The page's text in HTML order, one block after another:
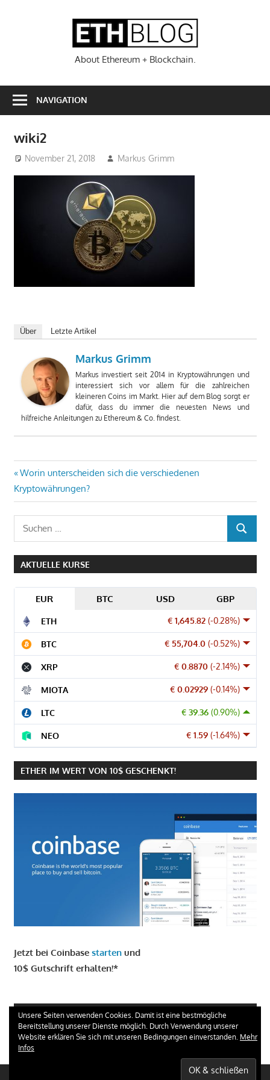
About Ethereum + Blockchain.
NAVIGATION
wiki2
November 21, 2018 Markus Grimm
Über Letzte Artikel
Markus Grimm
Markus investiert seit 2014 in Kryptowährungen und
interessiert sich vor allem für die zahlreichen
kleineren Coins im Markt. Hier auf dem Blog sorgt er
dafür, dass du immer die neuesten News und
hilfreiche Anleitungen zu Ethereum & Co. findest.
Beitragsnavigation
Vorheriger
Beitrag:
Worin unterscheiden sich die verschiedenen
Kryptowährungen?
Suchen
SUCHEN
AKTUELLE KURSE
EUR BTC USD GBP
€ 1,645.82 (-0.28%)
ETH
€ 55,704.0 (-0.52%)
BTC
€ 0.8870 (-2.14%)
XRP
€ 0.02929 (-0.14%)
MIOTA
€ 39.36 (0.90%)
LTC
€ 1.59 (-1.64%)
NEO
ETHER IM WERT VON 10$ GESCHENKT!
Jetzt bei Coinbase startenund
10$ Gutschrift erhalten!*
GIRO KONTO ERÖFFNEN UND 100 € ERHALTEN
Unsere Seiten verwenden Cookies. Damit ist eine bestmögliche
Bereitstellung unserer Dienste möglich. Durch Verwendung unserer
Website erklären Sie sich mit unseren Bedingungen einverstanden. Mehr
Infos